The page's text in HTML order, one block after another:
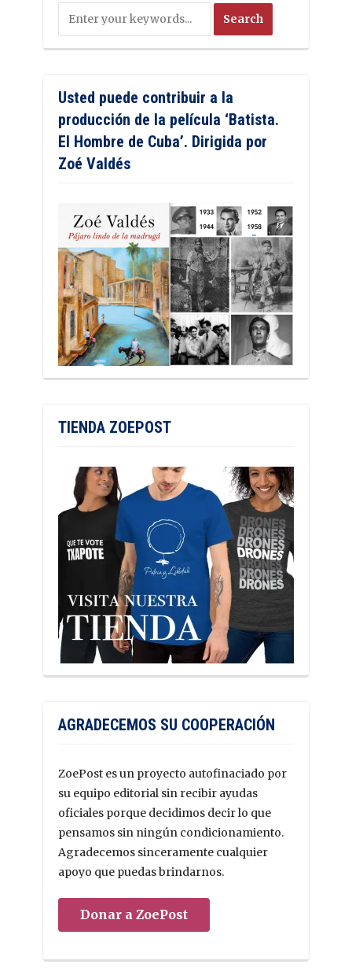
Usted puede contribuir a la
producción de la película ‘Batista.
El Hombre de Cuba’. Dirigida por
Zoé Valdés
TIENDA ZOEPOST
AGRADECEMOS SU COOPERACIÓN
ZoePost es un proyecto autofinaciado por
su equipo editorial sin recibir ayudas
oficiales porque decidimos decir lo que
pensamos sin ningún condicionamiento.
Agradecemos sinceramente cualquier
apoyo que puedas brindarnos.
Donar a ZoePost